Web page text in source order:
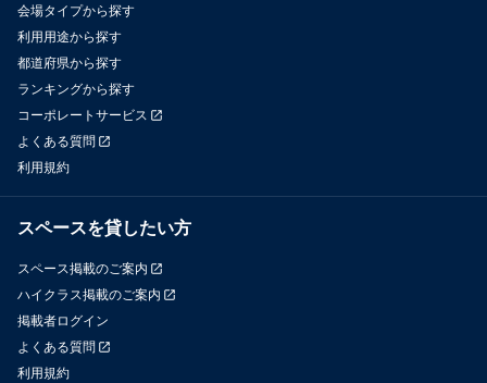
会場タイプから探す
利用用途から探す
都道府県から探す
ランキングから探す
コーポレートサービス
よくある質問
利用規約
スペースを貸したい方
スペース掲載のご案内
ハイクラス掲載のご案内
掲載者ログイン
よくある質問
利用規約